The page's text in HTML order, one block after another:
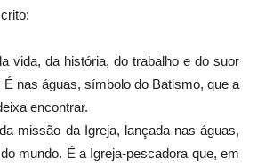
vida, da história, do trabalho e do suor
É nas águas, símbolo do Batismo, que a
encontrar.
missão da Igreja, lançada nas águas,
mundo. É a Igreja-pescadora que, em